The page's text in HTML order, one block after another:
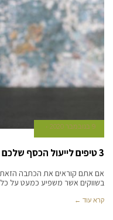
9 בנובמבר 2020
3 טיפים לייעול הכסף שלכם בסוף השנה
אם אתם קוראים את הכתבה
בשווקים אשר משפיע כמעט על
קרא עוד ←